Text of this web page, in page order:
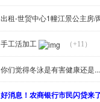
出租-世贸中心1幢江景公主房/
手工活加工 （+11）
你们觉得冬泳是有害健康还是...
好消息！农商银行市民闪贷来